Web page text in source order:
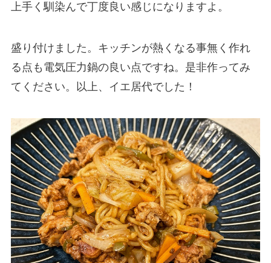
上手く馴染んで丁度良い感じになりますよ。
盛り付けました。キッチンが熱くなる事無く作れ
る点も電気圧力鍋の良い点ですね。是非作ってみ
てください。以上、イエ居代でした！